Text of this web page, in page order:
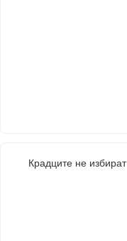
Крадците не избират